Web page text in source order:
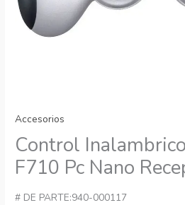
Accesorios
Control
F710 Pc Nano
# DE PARTE:940-000117